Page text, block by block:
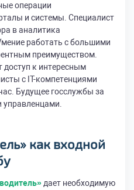
операции
и системы. Специалист
в аналитика
работать с большими
преимуществом.
доступ к интересным
с IT-компетенциями
Будущее госслужбы за
как входной
дает необходимую